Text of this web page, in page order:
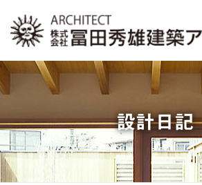
設計日記